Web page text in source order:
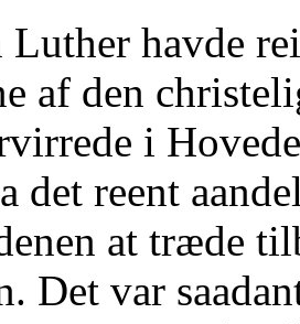
havde
af den
i
det reent
at træde
Det var